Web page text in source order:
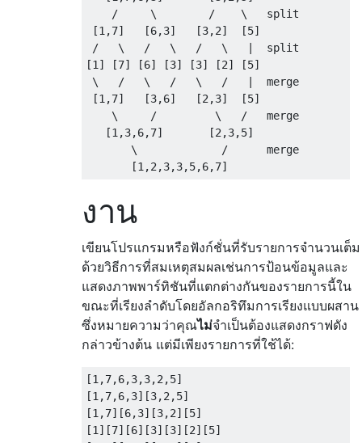
    /     \        /    \   split
[1,7]   [6,3]   [3,2]  [5]
/   \   /   \   /   \   |  split
[1] [7] [6] [3] [3] [2] [5]
\   /   \   /   \   /   |  merge
[1,7]   [3,6]   [2,3]  [5]
    \     /         \   /   merge
   [1,3,6,7]       [2,3,5]
       \             /      merge
งาน
เขียนโปรแกรมหรือฟังก์ชั่นที่รับรายการจำนวนเต็ม
ด้วยวิธีการที่สมเหตุสมผลเช่นการป้อนข้อมูลและ
แสดงภาพพาร์ทิชันที่แตกต่างกันของรายการนี้ใน
ขณะที่เรียงลำดับโดยอัลกอริทึมการเรียงแบบผสาน
ซึ่งหมายความว่าคุณไม่จำเป็นต้องแสดงกราฟดัง
กล่าวข้างต้น แต่มีเพียงรายการที่ใช้ได้:
[1,7,6,3,3,2,5]
[1,7,6,3][3,2,5]
[1,7][6,3][3,2][5]
[1][7][6][3][3][2][5]